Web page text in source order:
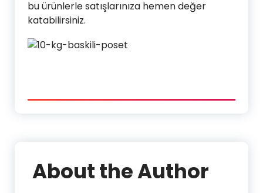
bu ürünlerle satışlarınıza hemen değer
katabilirsiniz.
About the Author